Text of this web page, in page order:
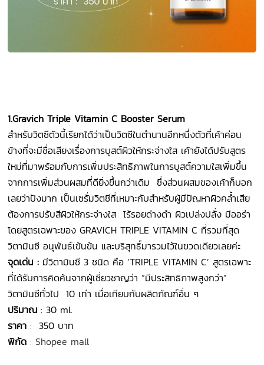
1.Gravich Triple Vitamin C Booster Serum
สำหรับวิตซีตัวนี้เรียกได้ว่าเป็นวิตซีในตำนานอีกหนึ่งตัวที่เค้าค่อน
ข้างที่จะมีชื่อเสียงเรื่องการบูสต์ผิวให้กระจ่างใส เค้ายังได้ปรับสูตร
ใหม่ที่มาพร้อมกับการเพิ่มประสิทธิภาพในการบูสต์ความใสเพิ่มขึ้น
จากการเพิ่มส่วนผสมที่ดียิ่งขึ้นกว่าเดิม ซึ่งส่วนผสมของเค้าก็บอก
เลยว่าปังมาก เป็นเซรั่มวิตซีที่เหมาะกับสำหรับผู้มีปัญหาผิวคล้ำเสีย
ต้องการปรับสีผิวให้กระจ่างใส ไร้รอยด่างดำ ผิวเปล่งปลั่ง มีออร่า
โดยสูตรเฉพาะของ GRAVICH TRIPLE VITAMIN C ที่รวมที่สุด
วิตามินซี อนุพันธ์เข้นข้น และบริสุทธิ์มารวมไว้ในขวดเดียวเลยค่ะ
จุดเด่น : มีวิตามินซี 3 ชนิด คือ ‘TRIPLE VITAMIN C’ สูตรเฉพาะ
ที่ได้รับการคิดค้นจากผู้เชี่ยวชาญว่า “มีประสิทธิภาพสูงกว่า”
วิตามินซีทั่วไป 10 เท่า เมื่อเทียบกับผลิตภัณฑ์อื่น ๆ
ปริมาณ : 30 ml.
ราคา : 350 บาท
พิกัด:Shopee mall